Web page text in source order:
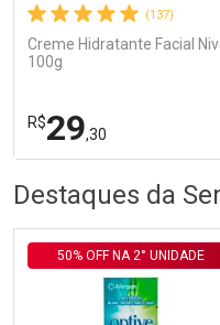
(137)
Creme Hidratante Facial
100g
R$29,30
Laboratório
Por Menos
Destaques da
50% OFF NA 2° UNIDADE